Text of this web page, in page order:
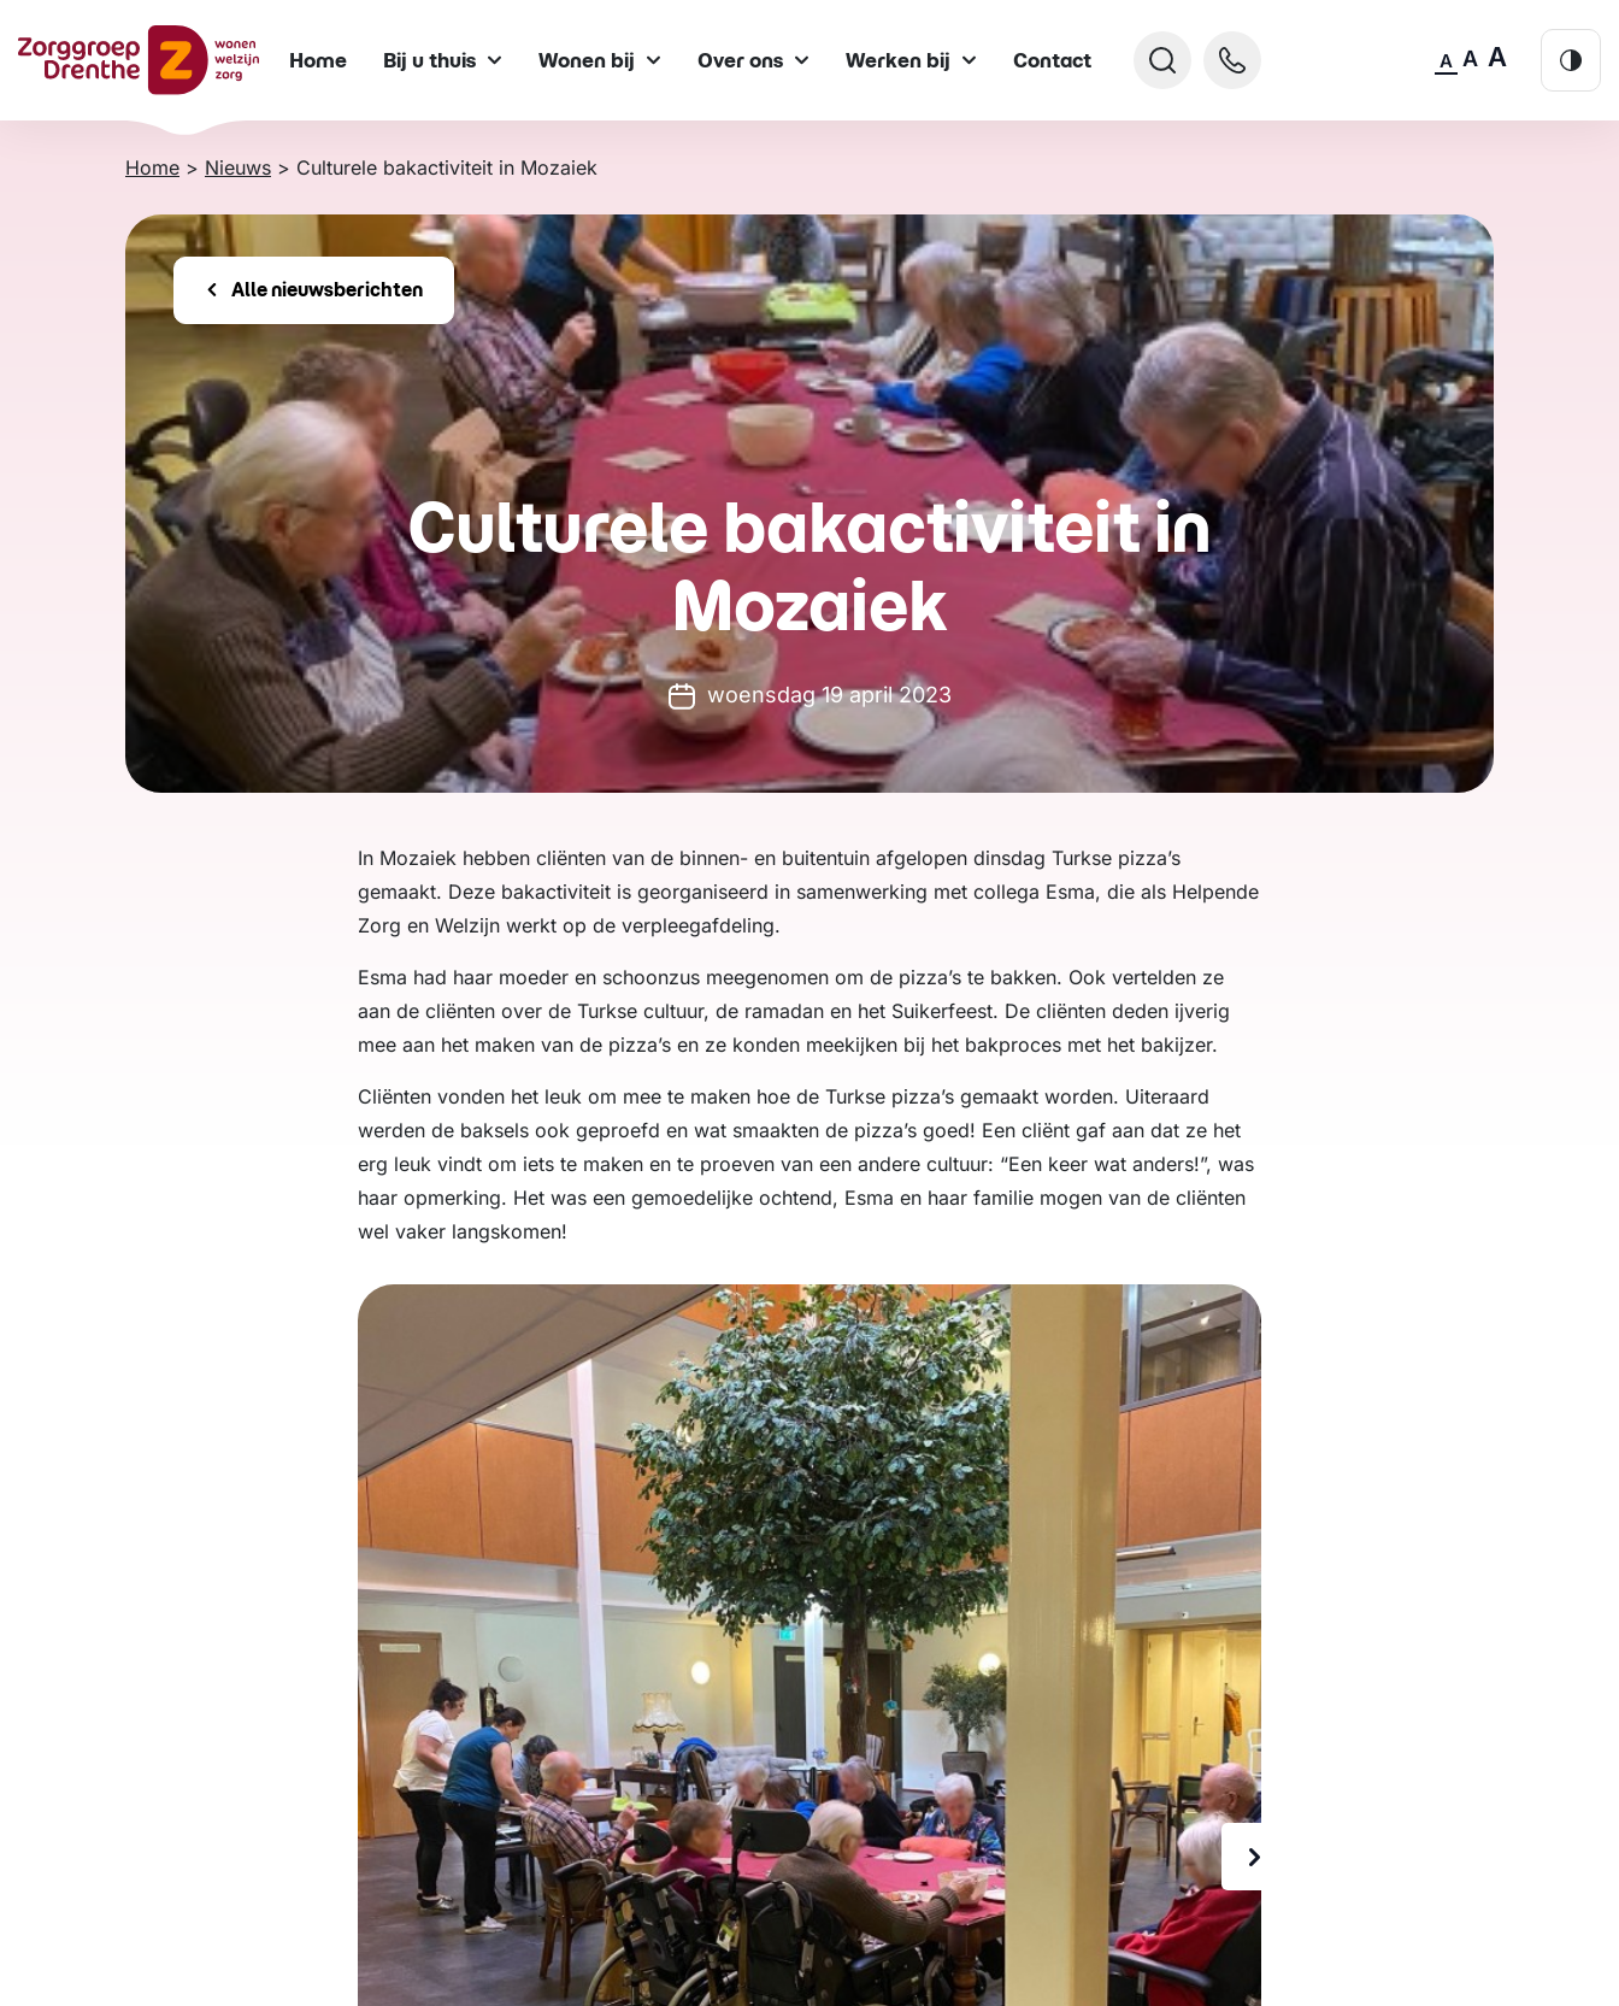
naar
content
Home Bij u thuis Wonen bij Over ons Werken bij Contact A A A
Home > Nieuws > Culturele bakactiviteit in Mozaiek
Alle nieuwsberichten
Culturele bakactiviteit in
Mozaiek
woensdag 19 april 2023
In Mozaiek hebben cliënten van de binnen- en buitentuin afgelopen dinsdag Turkse pizza’s
gemaakt. Deze bakactiviteit is georganiseerd in samenwerking met collega Esma, die als Helpende
Zorg en Welzijn werkt op de verpleegafdeling.
Esma had haar moeder en schoonzus meegenomen om de pizza’s te bakken. Ook vertelden ze
aan de cliënten over de Turkse cultuur, de ramadan en het Suikerfeest. De cliënten deden ijverig
mee aan het maken van de pizza’s en ze konden meekijken bij het bakproces met het bakijzer.
Cliënten vonden het leuk om mee te maken hoe de Turkse pizza’s gemaakt worden. Uiteraard
werden de baksels ook geproefd en wat smaakten de pizza’s goed! Een cliënt gaf aan dat ze het
erg leuk vindt om iets te maken en te proeven van een andere cultuur: “Een keer wat anders!”, was
haar opmerking. Het was een gemoedelijke ochtend, Esma en haar familie mogen van de cliënten
wel vaker langskomen!